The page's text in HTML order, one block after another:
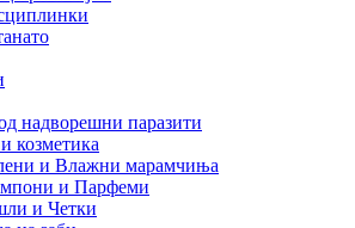
надворешни паразити
козметика
и Влажни марамчиња
и Парфеми
и Четки